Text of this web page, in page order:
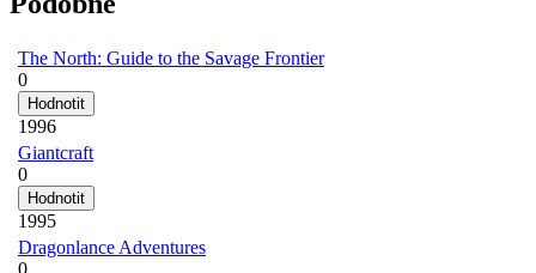
The North: Guide to the Savage Frontier
0
1996
Giantcraft
0
1995
Dragonlance Adventures
0